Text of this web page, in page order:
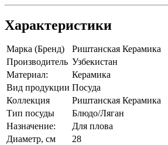
Характеристики
Марка (Бренд)
Риштанская Керамика
Производитель Узбекистан
Материал:
Керамика
Вид продукции Посуда
Коллекция
Риштанская Керамика
Тип посуды
Блюдо/Ляган
Назначение:
Для плова
Диаметр, см
28